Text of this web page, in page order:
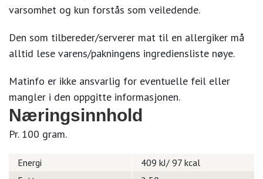
varsomhet og kun forstås som veiledende.
Den som tilbereder/serverer mat til en allergiker må
alltid lese varens/pakningens ingrediensliste nøye.
Matinfo er ikke ansvarlig for eventuelle feil eller
mangler i den oppgitte informasjonen.
Næringsinnhold
Pr. 100 gram.
Energi
409 kJ/ 97 kcal